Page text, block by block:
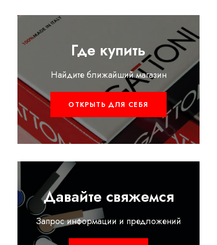
Где купить
Найдите ближайший магазин
ОТКРЫТЬ ДЛЯ СЕБЯ
Давайте свяжемся
Запрос информации и предложений